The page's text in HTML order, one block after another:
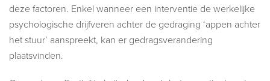
deze factoren. Enkel wanneer een interventie de werkelijke
psychologische drijfveren achter de gedraging ‘appen achter
het stuur’ aanspreekt, kan er gedragsverandering
plaatsvinden.